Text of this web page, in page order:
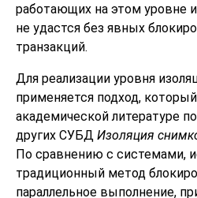
работающих на этом уровне
не удастся без явных
транзакций.
Для реализации уровня
применяется подход,
академической литературе
других СУБД Изоляция
По сравнению с системами,
традиционный метод
параллельное выполнение,